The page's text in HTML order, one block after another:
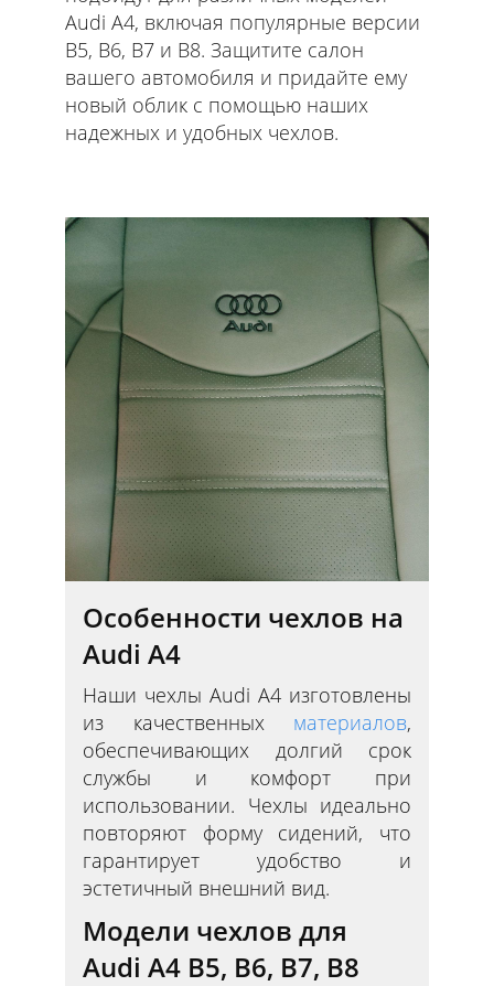
Audi A4, включая популярные версии
B5, B6, B7 и B8. Защитите салон
вашего автомобиля и придайте ему
новый облик с помощью наших
надежных и удобных чехлов.
Особенности чехлов на
Audi A4
Наши чехлы Audi A4 изготовлены
из качественных материалов,
обеспечивающих долгий срок
службы и комфорт при
использовании. Чехлы идеально
повторяют форму сидений, что
гарантирует удобство и
эстетичный внешний вид.
Модели чехлов для
Audi A4 B5, B6, B7, B8